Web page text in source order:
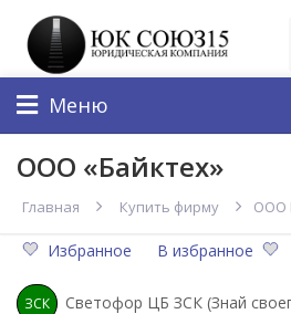
Меню
ООО «Байктех»
Главная Купить фирму ООО
Избранное В избранное
ЗСК Светофор ЦБ ЗСК (Знай